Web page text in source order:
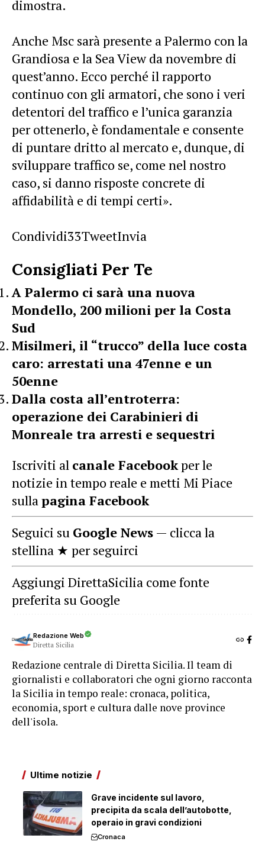
dimostra.
Anche Msc sarà presente a Palermo con la
Grandiosa e la Sea View da novembre di
quest’anno. Ecco perché il rapporto
continuo con gli armatori, che sono i veri
detentori del traffico e l’unica garanzia
per ottenerlo, è fondamentale e consente
di puntare dritto al mercato e, dunque, di
sviluppare traffico se, come nel nostro
caso, si danno risposte concrete di
affidabilità e di tempi certi».
Condividi33TweetInvia
Consigliati Per Te
A Palermo ci sarà una nuova
Mondello, 200 milioni per la Costa
Sud
Misilmeri, il “trucco” della luce costa
caro: arrestati una 47enne e un
50enne
Dalla costa all’entroterra:
operazione dei Carabinieri di
Monreale tra arresti e sequestri
Iscriviti al canale Facebookper le
notizie in tempo reale e metti Mi Piace
sullapagina Facebook
Seguici su Google News — clicca la
stellina ★ per seguirci
Aggiungi DirettaSicilia come fonte
preferita su Google
Redazione Web
Diretta Sicilia
Redazione centrale di Diretta Sicilia. Il team di
giornalisti e collaboratori che ogni giorno racconta
la Sicilia in tempo reale: cronaca, politica,
economia, sport e cultura dalle nove province
dell'isola.
Ultime notizie
Grave incidente sul lavoro,
precipita da scala dell’autobotte,
operaio in gravi condizioni
Cronaca